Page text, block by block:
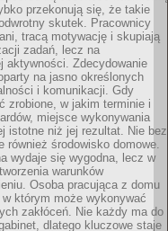
przekonują się, że takie
skutek. Pracownicy
tracą motywację i skupiają
zadań, lecz na
aktywności. Zdecydowanie
na jasno określonych
i komunikacji. Gdy
zrobione, w jakim terminie i
miejsce wykonywania
istotne niż jej rezultat. Nie bez
również środowisko domowe.
wydaje się wygodna, lecz w
warunków
Osoba pracująca z domu
którym może wykonywać
zakłóceń. Nie każdy ma do
dlatego kluczowe staje